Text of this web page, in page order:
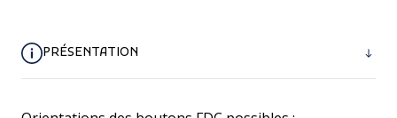
PRÉSENTATION